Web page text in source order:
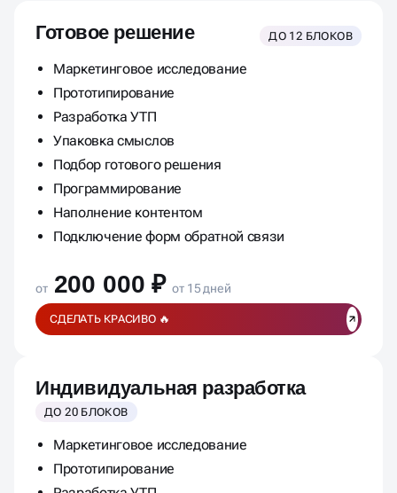
Готовое решение ДО 12 БЛОКОВ
Маркетинговое исследование
Прототипирование
Разработка УТП
Упаковка смыслов
Подбор готового решения
Программирование
Наполнение контентом
Подключение форм обратной связи
от 200 000 ₽ от 15 дней
СДЕЛАТЬ КРАСИВО 🔥
Индивидуальная разработка
ДО 20 БЛОКОВ
Маркетинговое исследование
Прототипирование